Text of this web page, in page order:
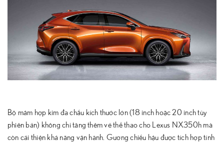
Bộ mâm hợp kim đa chấu kích thước lớn (18 inch hoặc 20 inch tùy
phiên bản) không chỉ tăng thêm vẻ thể thao cho Lexus NX350h mà
còn cải thiện khả năng vận hành. Gương chiếu hậu được tích hợp tính